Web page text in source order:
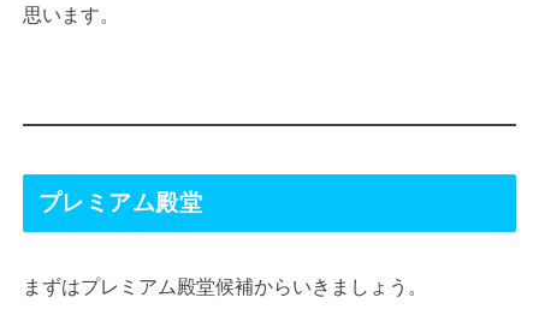
思います。
プレミアム殿堂
まずはプレミアム殿堂候補からいきましょう。